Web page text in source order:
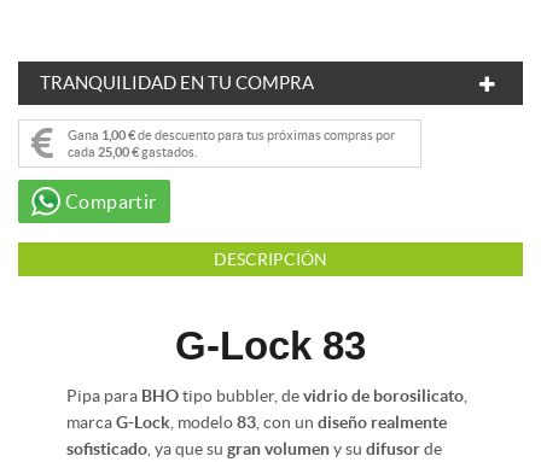
TRANQUILIDAD EN TU COMPRA
Gana 1,00 €de descuento para tus próximas compras por
cada 25,00 €gastados.
Compartir
DESCRIPCIÓN
G-Lock 83
Pipa para BHOtipo bubbler, devidrio de borosilicato
marcaG-Lock , modelo83 , con un diseño realmente
sofisticado , ya que su gran volumeny su difusorde